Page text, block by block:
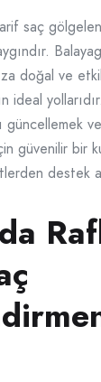
saç
doğal ve
ideal
güncellemek
güvenilir bir
destek